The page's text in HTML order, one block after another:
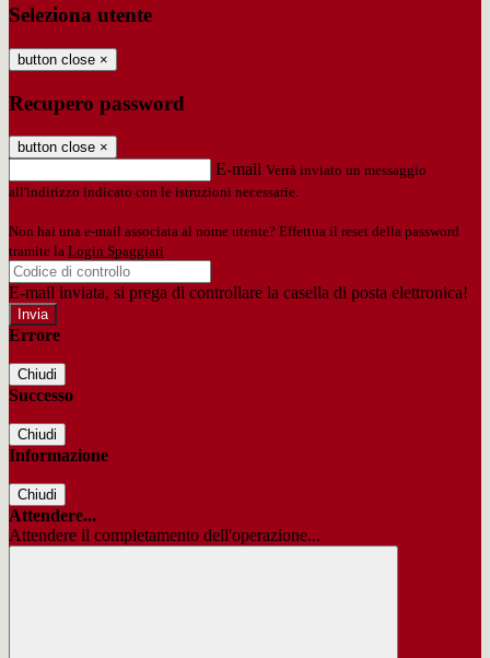
Seleziona utente
button close ×
Recupero password
button close ×
E-mail Verrà inviato un messaggio
all'indirizzo indicato con le istruzioni necessarie.
Non hai una e-mail associata al nome utente? Effettua il reset della password
tramite la Login Spaggiari
E-mail inviata, si prega di controllare la casella di posta elettronica!
Errore
Chiudi
Successo
Chiudi
Informazione
Chiudi
Attendere...
Attendere il completamento dell'operazione...